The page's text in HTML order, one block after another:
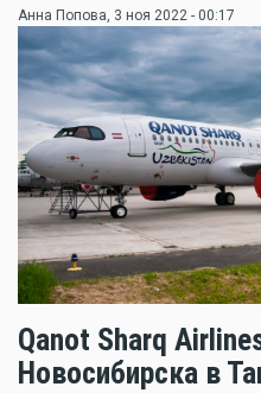
Анна Попова , 3 ноя 2022 - 00:17
Qanot Sharq
Новосибирска в